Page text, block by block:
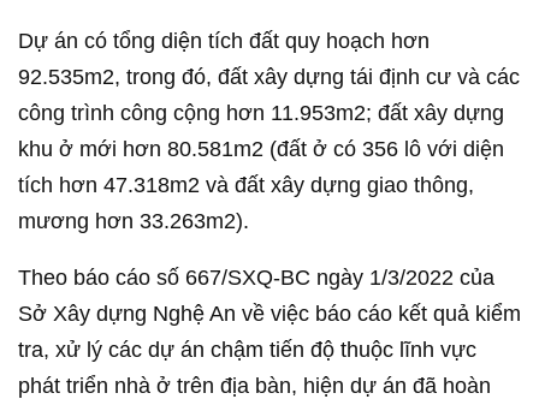
Dự án có tổng diện tích đất quy hoạch hơn
92.535m2, trong đó, đất xây dựng tái định cư và các
công trình công cộng hơn 11.953m2; đất xây dựng
khu ở mới hơn 80.581m2 (đất ở có 356 lô với diện
tích hơn 47.318m2 và đất xây dựng giao thông,
mương hơn 33.263m2).
Theo báo cáo số 667/SXQ-BC ngày 1/3/2022 của
Sở Xây dựng Nghệ An về việc báo cáo kết quả kiểm
tra, xử lý các dự án chậm tiến độ thuộc lĩnh vực
phát triển nhà ở trên địa bàn, hiện dự án đã hoàn